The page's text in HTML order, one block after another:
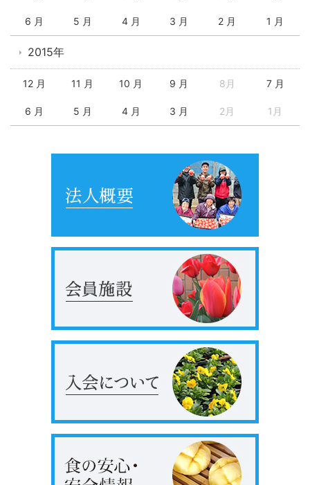
6 月 5 月 4 月 3 月 2 月 1 月
2015年
12 月 11 月 10 月 9 月 8月 7 月
6 月 5 月 4 月 3 月 2月 1月